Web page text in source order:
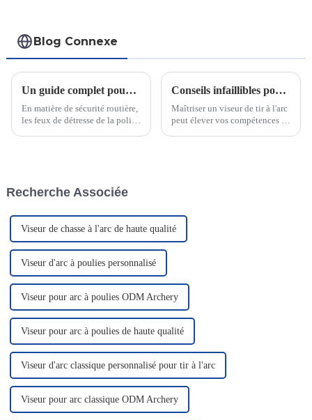
Blog Connexe
Un guide complet pour choisir les feux d'avertissement de police pour votre véhicule
En matière de sécurité routière,
les feux de détresse de la police
vous ?
Conseils infaillibles pour maîtriser les viseurs de tir à l'arc
Maîtriser un viseur de tir à l'arc
peut élever vos compétences de
Recherche Associée
Viseur de chasse à l'arc de haute qualité
Viseur d'arc à poulies personnalisé
Viseur pour arc à poulies ODM Archery
Viseur pour arc à poulies de haute qualité
Viseur d'arc classique personnalisé pour tir à l'arc
Viseur pour arc classique ODM Archery